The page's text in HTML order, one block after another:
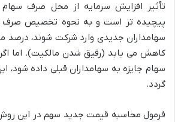
تأثیر افزایش سرمایه از محل صرف سهام
پیچیده تر است و به نحوه تخصیص صرف
سهامداران جدیدی وارد شرکت شوند، درصد
کاهش می یابد (رقیق شدن مالکیت). اما
سهام جایزه به سهامداران قبلی داده شود،
گردد.
فرمول محاسبه قیمت جدید سهم در این